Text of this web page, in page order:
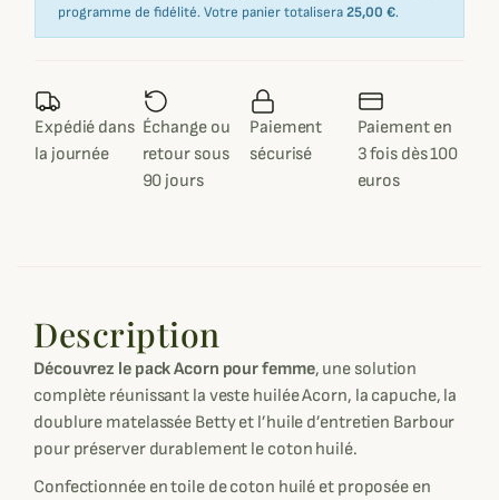
programme de fidélité. Votre panier totalisera25,00 €.
Expédié dans
la journée
Échange ou
retour sous
90 jours
Paiement
sécurisé
Paiement en
3 fois dès 100
euros
Description
Découvrez le pack Acorn pour femme, une solution
complète réunissant la veste huilée Acorn, la capuche, la
doublure matelassée Betty et l’huile d’entretien Barbour
pour préserver durablement le coton huilé.
Confectionnée en toile de coton huilé et proposée en